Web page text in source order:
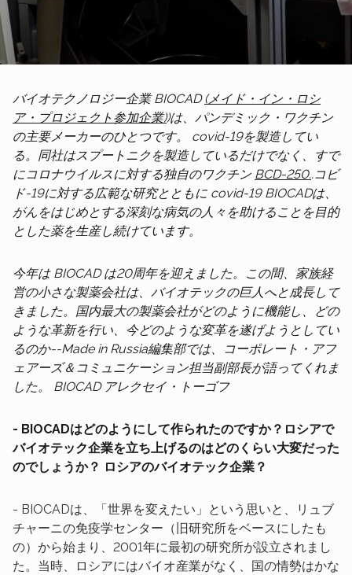
バイオテクノロジー企業BIOCAD(メイド・イン・ロシ
ア・プロジェクト参加企業))は、パンデミック・ワクチン
の主要メーカーのひとつです。 covid-19を製造してい
る。同社はスプートニクを製造しているだけでなく、すで
にコロナウイルスに対する独自のワクチン BCD-250..コビ
ド-19に対する広範な研究とともに covid-19 BIOCADは、
がんをはじめとする深刻な病気の人々を助けることを目的
とした薬を生産し続けています。
今年は BIOCADは20周年を迎えました。この間、家族経
営の小さな製薬会社は、バイオテックの巨人へと成長して
きました。国内最大の製薬会社がどのように機能し、どの
ような革新を行い、今どのような変革を遂げようとしてい
るのか--Made in Russia編集部では、コーポレート・アフ
ェアーズ＆コミュニケーション担当副部長が語ってくれま
した。 BIOCAD アレクセイ・トーゴフ
- BIOCADはどのようにして作られたのですか？ロシアで
バイオテック企業を立ち上げるのはどのくらい大変だった
のでしょうか？ ロシアのバイオテック企業？
- BIOCADは、「世界を変えたい」という思いと、リュブ
チャーニの免疫学センター（旧研究所をベースにしたも
の）から始まり、2001年に最初の研究所が設立されまし
た。当時、ロシアにはバイオ産業がなく、国の情勢はかな